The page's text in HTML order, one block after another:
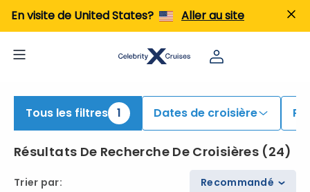
En visite de United States? Aller au site
Tous les filtres 1 Dates de croisière
Résultats De Recherche De Croisières (24)
Trier par: Recommandé